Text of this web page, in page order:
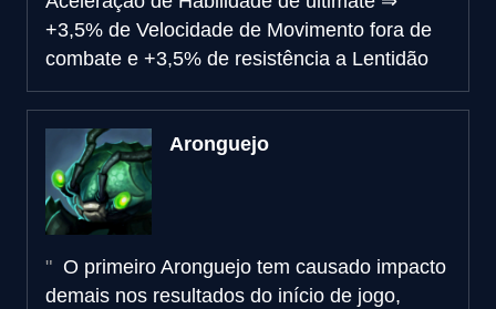
+3,5% de Velocidade de Movimento fora de
combate e +3,5% de resistência a Lentidão
Aronguejo
O primeiro Aronguejo tem causado impacto
demais nos resultados do início de jogo,